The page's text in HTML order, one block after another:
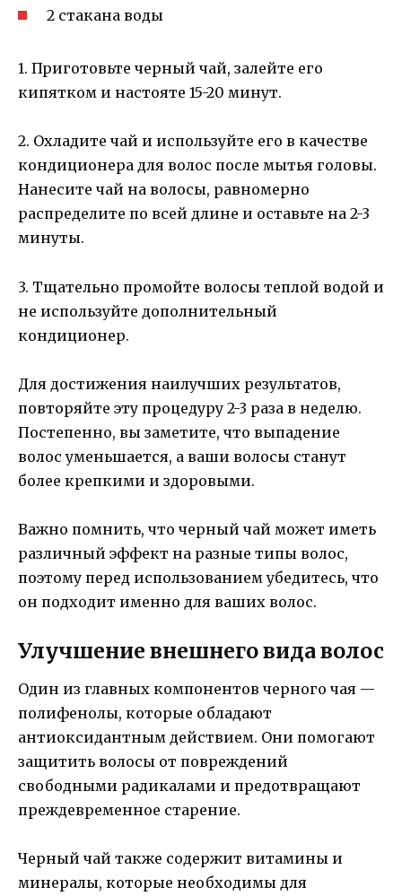
2 стакана воды
1. Приготовьте черный чай, залейте его
кипятком и настояте 15-20 минут.
2. Охладите чай и используйте его в качестве
кондиционера для волос после мытья головы.
Нанесите чай на волосы, равномерно
распределите по всей длине и оставьте на 2-3
минуты.
3. Тщательно промойте волосы теплой водой и
не используйте дополнительный
кондиционер.
Для достижения наилучших результатов,
повторяйте эту процедуру 2-3 раза в неделю.
Постепенно, вы заметите, что выпадение
волос уменьшается, а ваши волосы станут
более крепкими и здоровыми.
Важно помнить, что черный чай может иметь
различный эффект на разные типы волос,
поэтому перед использованием убедитесь, что
он подходит именно для ваших волос.
Улучшение внешнего вида волос
Один из главных компонентов черного чая —
полифенолы, которые обладают
антиоксидантным действием. Они помогают
защитить волосы от повреждений
свободными радикалами и предотвращают
преждевременное старение.
Черный чай также содержит витамины и
минералы, которые необходимы для